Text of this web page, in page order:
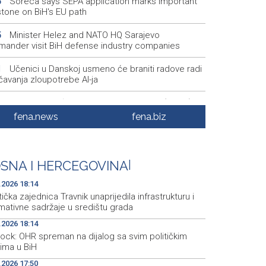
on BiH's EU path
Minister Helez and NATO HQ Sarajevo
visit BiH defense industry companies
Učenici u Danskoj usmeno će braniti radove radi
zloupotrebe AI-ja
Najave događaja za 7. 8. 2026. godine (petak)
EU pozdravila najavu sporazuma o razoružanju
London podnio kandidaturu za Svjetsko
u atletici 2029. godine
fena.news fena.biz
I HERCEGOVINA
18:14
zajednica Travnik unaprijedila infrastrukturu i
sadržaje u središtu grada
18:14
OHR spreman na dijalog sa svim političkim
u BiH
17:50